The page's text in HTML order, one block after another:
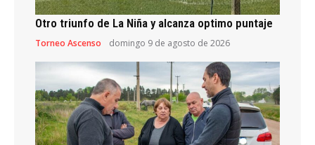
Otro triunfo de La Niña y alcanza optimo puntaje
Torneo Ascenso domingo 9 de agosto de 2026